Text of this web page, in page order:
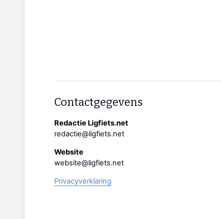
Contactgegevens
Redactie Ligfiets.net
redactie@ligfiets.net
Website
website@ligfiets.net
Privacyverklaring